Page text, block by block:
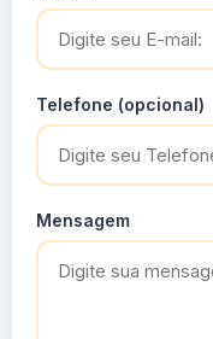
Telefone (opcional)
Mensagem